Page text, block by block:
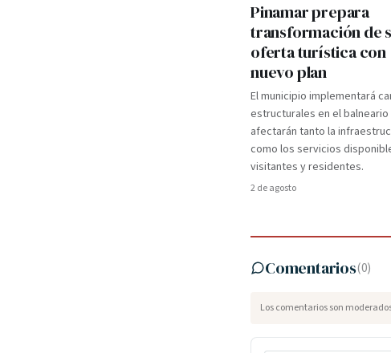
Pinamar prepara
transformación de
oferta turística con
nuevo plan
El municipio implementará
estructurales en el balneario
afectarán tanto la
como los servicios
visitantes y residentes.
2 de agosto
Comentarios(0)
Los comentarios son